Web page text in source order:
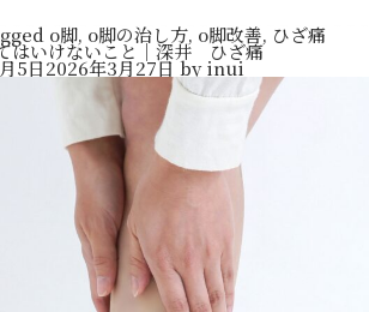
o脚, o脚の治し方, o脚改善, ひざ痛
はいけないこと｜深井 ひざ痛
5日2026年3月27日byinui